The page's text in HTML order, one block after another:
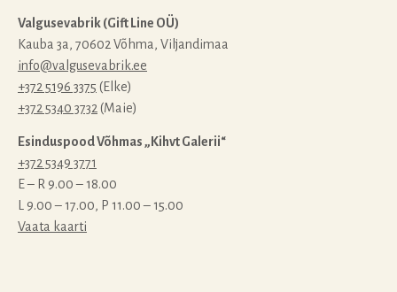
Valgusevabrik (Gift Line OÜ)
Kauba 3a, 70602 Võhma, Viljandimaa
info@valgusevabrik.ee
+372 5196 3375 (Elke)
+372 5340 3732 (Maie)
Esinduspood Võhmas „Kihvt Galerii“
+372 5349 3771
E – R 9.00 – 18.00
L 9.00 – 17.00, P 11.00 – 15.00
Vaata kaarti